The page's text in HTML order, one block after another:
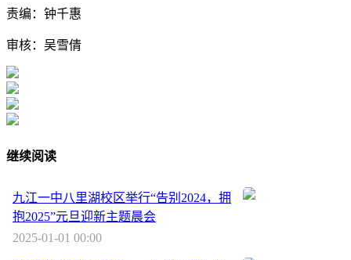
责编：钟千惠
审核：吴雪倩
继续阅读
九江一中八里湖校区举行“告别2024，拥
抱2025”元旦迎新主题晨会
2025-01-01 00:00